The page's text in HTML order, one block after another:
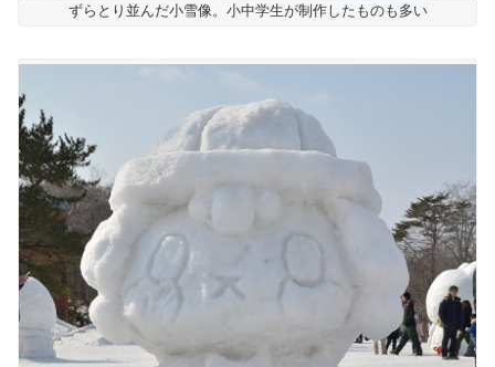
ずらとり並んだ小雪像。小中学生が制作したものも多い